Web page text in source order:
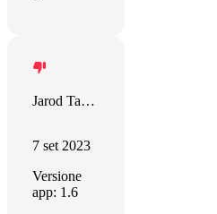
Jarod Taylor
7 set 2023
Versione
app: 1.6